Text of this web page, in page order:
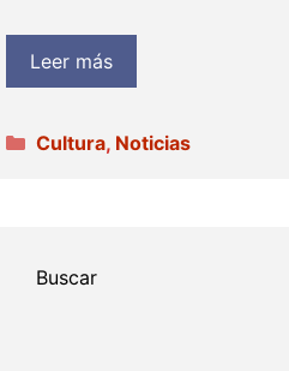
Leer más
Categorías
Cultura, Noticias
Buscar